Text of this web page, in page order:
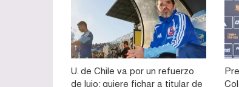
U. de Chile va por un refuerzo
de lujo: quiere fichar a titular de